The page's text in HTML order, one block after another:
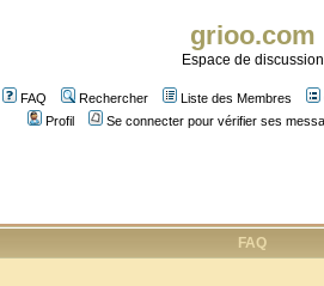
grioo.com
Espace de discussion
FAQ Rechercher Liste des Membres
Profil
Se connecter pour vérifier ses
FAQ